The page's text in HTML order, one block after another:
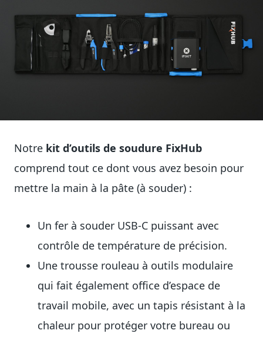
Notre kit d’outils de soudure FixHub
comprend tout ce dont vous avez besoin pour
mettre la main à la pâte (à souder) :
Un fer à souder USB-C puissant avec
contrôle de température de précision.
Une trousse rouleau à outils modulaire
qui fait également office d’espace de
travail mobile, avec un tapis résistant à la
chaleur pour protéger votre bureau ou